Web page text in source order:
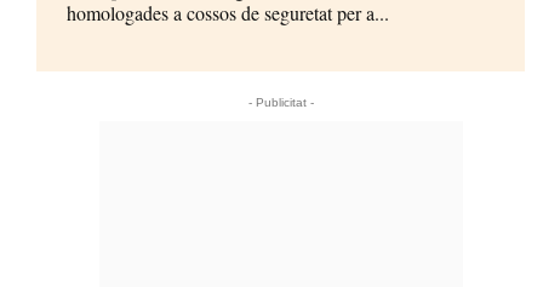
homologades a cossos de seguretat per a...
- Publicitat -